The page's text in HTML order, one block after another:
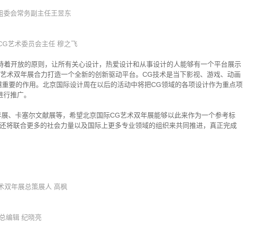
委会常务副主任王昱东
艺术委员会主任 穆之飞
开放的原则，让所有关心设计，热爱设计和从事设计的人能够有一个平台展示
术双年展合力打造一个全新的创新驱动平台。CG技术是当下影视、游戏、动画
要的作用。北京国际设计周在以后的活动中将把CG领域的各项设计作为重点项
行推广。
、卡塞尔文献展等，希望北京国际CG艺术双年展能够以此来作为一个参考标
联合更多的社会力量以及国际上更多专业领域的组织来共同推进，真正完成
双年展总策展人 高枫
编辑 纪晓亮